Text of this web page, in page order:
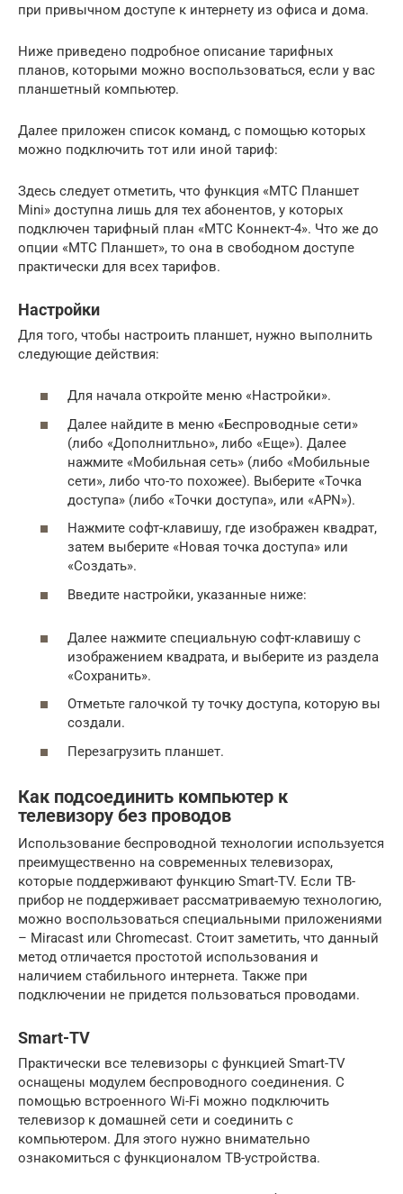
при привычном доступе к интернету из офиса и дома.
Ниже приведено подробное описание тарифных
планов, которыми можно воспользоваться, если у вас
планшетный компьютер.
Далее приложен список команд, с помощью которых
можно подключить тот или иной тариф:
Здесь следует отметить, что функция «МТС Планшет
Mini» доступна лишь для тех абонентов, у которых
подключен тарифный план «МТС Коннект-4». Что же до
опции «МТС Планшет», то она в свободном доступе
практически для всех тарифов.
Настройки
Для того, чтобы настроить планшет, нужно выполнить
следующие действия:
Для начала откройте меню «Настройки».
Далее найдите в меню «Беспроводные сети»
(либо «Дополнитльно», либо «Еще»). Далее
нажмите «Мобильная сеть» (либо «Мобильные
сети», либо что-то похожее). Выберите «Точка
доступа» (либо «Точки доступа», или «APN»).
Нажмите софт-клавишу, где изображен квадрат,
затем выберите «Новая точка доступа» или
«Создать».
Введите настройки, указанные ниже:
Далее нажмите специальную софт-клавишу с
изображением квадрата, и выберите из раздела
«Сохранить».
Отметьте галочкой ту точку доступа, которую вы
создали.
Перезагрузить планшет.
Как подсоединить компьютер к
телевизору без проводов
Использование беспроводной технологии используется
преимущественно на современных телевизорах,
которые поддерживают функцию Smart-TV. Если ТВ-
прибор не поддерживает рассматриваемую технологию,
можно воспользоваться специальными приложениями
– Miracast или Chromecast. Стоит заметить, что данный
метод отличается простотой использования и
наличием стабильного интернета. Также при
подключении не придется пользоваться проводами.
Smart-TV
Практически все телевизоры с функцией Smart-TV
оснащены модулем беспроводного соединения. С
помощью встроенного Wi-Fi можно подключить
телевизор к домашней сети и соединить с
компьютером. Для этого нужно внимательно
ознакомиться с функционалом ТВ-устройства.